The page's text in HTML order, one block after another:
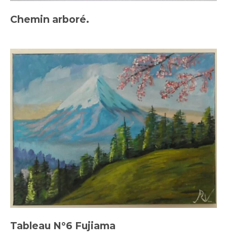
Chemin arboré.
Tableau N°6 Fujiama